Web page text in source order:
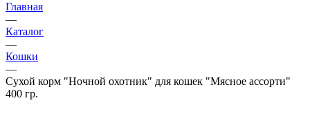
Главная
—
Каталог
—
Кошки
—
Сухой корм "Ночной охотник" для кошек "Мясное ассорти"
400 гр.